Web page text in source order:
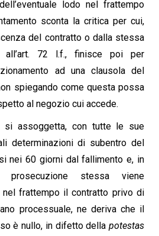
lodo nel frattempo
sconta la critica per cui,
del contratto o dalla stessa
all’art. 72 l.f., finisce poi per
ad una clausola del
spiegando come questa possa
al negozio cui accede.
si assoggetta, con tutte le sue
determinazioni di subentro del
nei 60 giorni dal fallimento e, in
prosecuzione stessa viene
nel frattempo il contratto privo di
processuale, ne deriva che il
è nullo, in difetto della potestas